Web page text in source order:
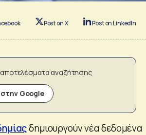
Post on X Post on LinkedIn
αναζήτησης
Google
δημιουργούν νέα δεδομένα